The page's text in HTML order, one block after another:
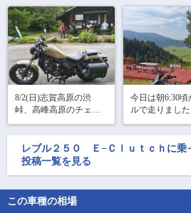
8/2(日)志賀高原の渋
峠、高峰高原のチェリ
ーパークラインに行く
ことにしました、その
第3弾(最終版)です。😅
雨予報なので、湯の丸
路を走って帰ることに
しました
今日は朝6:30頃
ルで走りました
朝はTシャツに
ジャケットで
と寒い位でし
レブル２５０ Ｅ−Ｃｌｕｔｃｈ に乗
投稿一覧を見る
この車種の相場